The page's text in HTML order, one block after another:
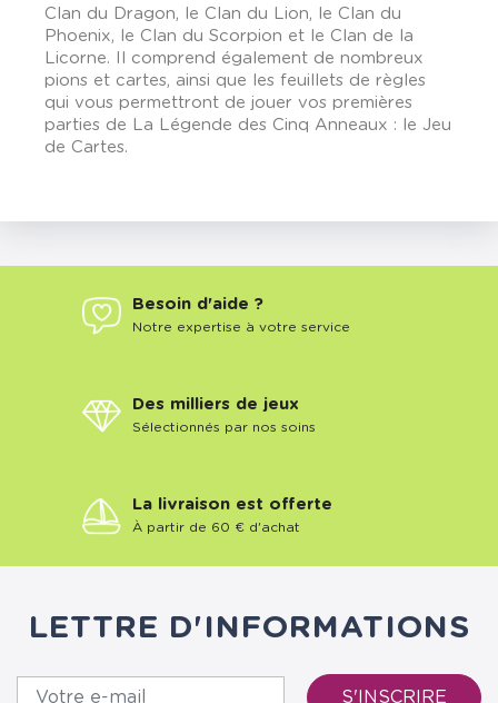
Clan du Dragon, le Clan du Lion, le Clan du
Phoenix, le Clan du Scorpion et le Clan de la
Licorne. Il comprend également de nombreux
pions et cartes, ainsi que les feuillets de règles
qui vous permettront de jouer vos premières
parties de La Légende des Cinq Anneaux : le Jeu
de Cartes.
Besoin d'aide ?
Notre expertise à votre service
Des milliers de jeux
Sélectionnés par nos soins
La livraison est offerte
À partir de 60 € d'achat
LETTRE D'INFORMATIONS